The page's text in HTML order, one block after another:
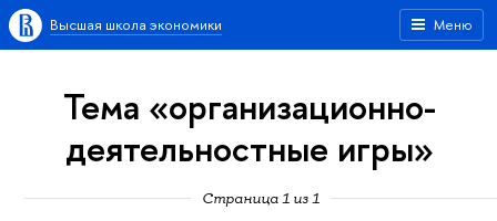
Меню
Высшая школа экономики
Тема «организационно-
деятельностные игры»
Страница 1 из 1